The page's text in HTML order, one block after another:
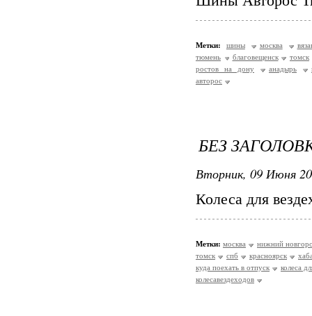
Метки: шины москва
тюмень
благовещенск
томск
ростов на дону
анадырь
авторос
БЕЗ
Вторник, 09 Июня
Колеса для
Метки: москва
нижний
томск
спб красноярск
куда поехать в отпуск
колеса
колесавездеходов